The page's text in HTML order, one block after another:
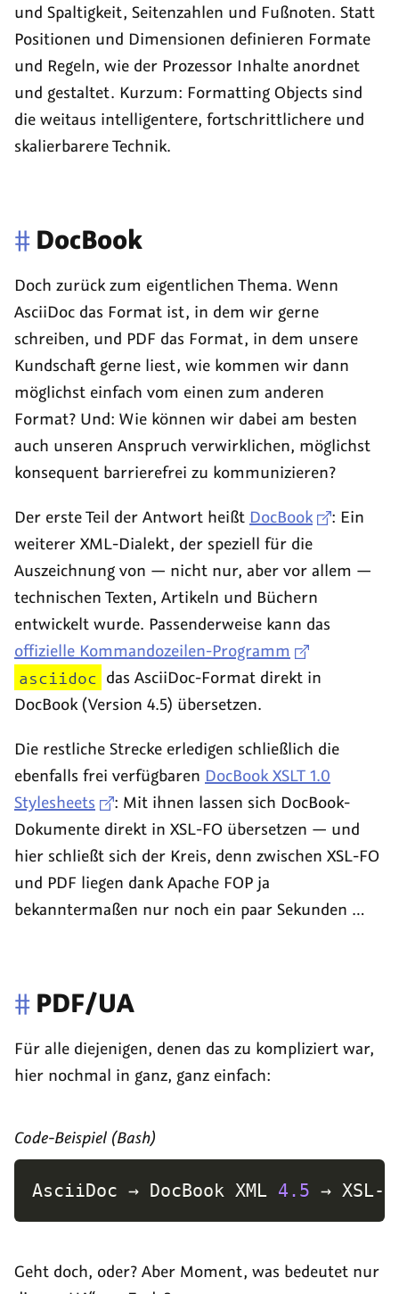
und Spaltigkeit, Seitenzahlen und Fußnoten. Statt
Positionen und Dimensionen definieren Formate
und Regeln, wie der Prozessor Inhalte anordnet
und gestaltet. Kurzum: Formatting Objects sind
die weitaus intelligentere, fortschrittlichere und
skalierbarere Technik.
# DocBook
Doch zurück zum eigentlichen Thema. Wenn
AsciiDoc das Format ist, in dem wir gerne
schreiben, und PDF das Format, in dem unsere
Kundschaft gerne liest, wie kommen wir dann
möglichst einfach vom einen zum anderen
Format? Und: Wie können wir dabei am besten
auch unseren Anspruch verwirklichen, möglichst
konsequent barrierefrei zu kommunizieren?
Der erste Teil der Antwort heißt DocBook
: Ein
weiterer XML-Dialekt, der speziell für die
Auszeichnung von — nicht nur, aber vor allem —
technischen Texten, Artikeln und Büchern
entwickelt wurde. Passenderweise kann das
offizielle Kommandozeilen-Programm
asciidoc das AsciiDoc-Format direkt in
DocBook(Version 4.5) übersetzen.
Die restliche Strecke erledigen schließlich die
ebenfalls frei verfügbaren DocBook XSLT 1.0
Stylesheets
: Mit ihnen lassen sich DocBook-
Dokumente direkt in XSL-FO übersetzen — und
hier schließt sich der Kreis, denn zwischen XSL-FO
und PDF liegen dank Apache FOP ja
bekanntermaßen nur noch ein paar Sekunden …
# PDF/UA
Für alle diejenigen, denen das zu kompliziert war,
hier nochmal in ganz, ganz einfach:
Code-Beispiel (Bash)
AsciiDoc → DocBook XML 4.5 → XSL-
Geht doch, oder? Aber Moment, was bedeutet nur